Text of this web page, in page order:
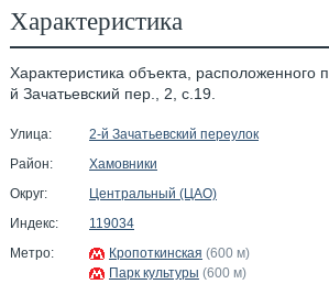
Характеристика
Характеристика объекта, расположенного
й Зачатьевский пер., 2, с.19.
Улица:
2-й Зачатьевский переулок
Район:
Хамовники
Округ:
Центральный (ЦАО)
Индекс:
119034
Метро:
Кропоткинская (600 м)
Парк культуры (600 м)